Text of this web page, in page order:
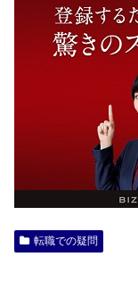
転職での疑問